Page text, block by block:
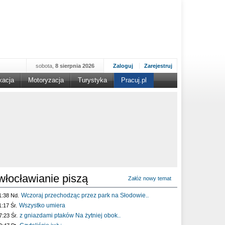
Zaloguj Zarejestruj
sobota, 8 sierpnia 2026
Motoryzacja Turystyka Pracuj.pl
piszą Załóż nowy temat
Nd. Wczoraj przechodząc przez park na Słodowie..
Śr. Wszystko umiera
Śr. z gniazdami ptaków Na żytniej obok..